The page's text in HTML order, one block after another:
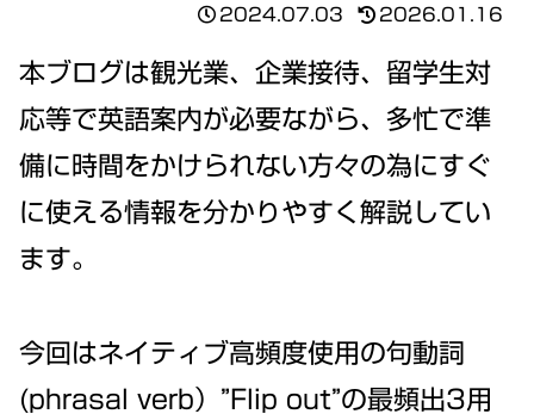
2024.07.03 2026.01.16
本ブログは観光業、企業接待、留学生対
応等で英語案内が必要ながら、多忙で準
備に時間をかけられない方々の為にすぐ
に使える情報を分かりやすく解説してい
ます。
今回はネイティブ高頻度使用の句動詞
(phrasal verb）”Flip out”の最頻出3用